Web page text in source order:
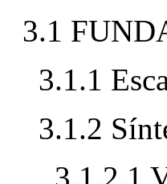
3.1
3.1.1
3.1.2